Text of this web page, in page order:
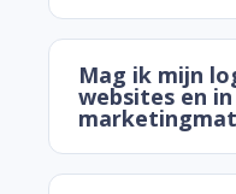
Mag ik mijn
websites en in